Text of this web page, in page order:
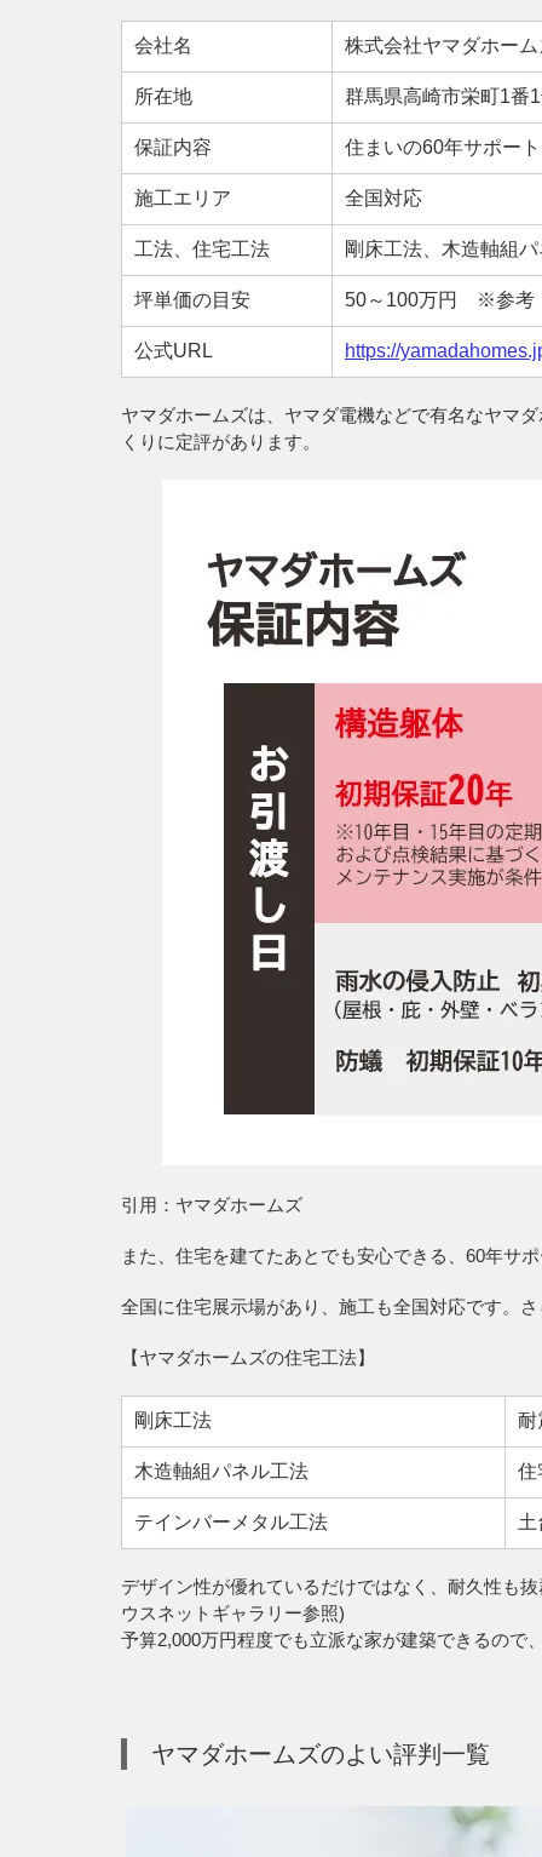
会社名 株式会社ヤマダホーム
所在地 群馬県高崎市栄町1番
保証内容 住まいの60年サポー
施工エリア 全国対応
工法、住宅工法 剛床工法、木造軸組
坪単価の目安 50～100万円 ※参考
公式URL https://
ヤマダホームズは、ヤマダ電機などで有名なヤマ
くりに定評があります。
引用：ヤマダホームズ
また、住宅を建てたあとでも安心できる、60年
全国に住宅展示場があり、施工も全国対応です。
【ヤマダホームズの住宅工法】
剛床工法 耐
木造軸組パネル工法 住
テインバーメタル工法 土
デザイン性が優れているだけではなく、耐久性も
ウスネットギャラリー参照)
予算2,000万円程度でも立派な家が建築できるので
ヤマダホームズのよい評判一覧